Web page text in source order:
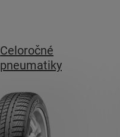
Celoročné
pneumatiky